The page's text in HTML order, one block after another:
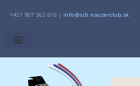
+421 907 562 616 | info@sch nauzerclub.sk